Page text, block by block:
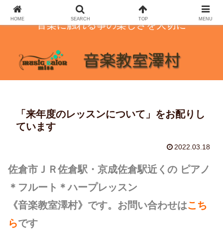
音楽に触れる事の楽しさを大切に
「来年度のレッスンについて」をお配りし
ています
2022.03.18
佐倉市ＪＲ佐倉駅・京成佐倉駅近くの ピアノ
＊フルート＊ハープレッスン
《音楽教室澤村》です。お問い合わせはこち
らです
HOME SEARCH TOP MENU